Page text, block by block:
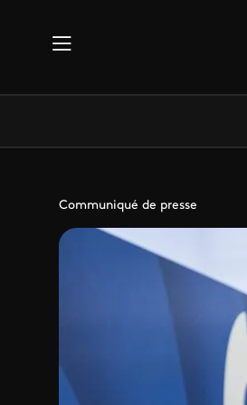
Communiqué de presse